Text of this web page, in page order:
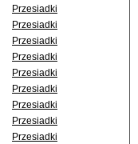
Przesiadki
Przesiadki
Przesiadki
Przesiadki
Przesiadki
Przesiadki
Przesiadki
Przesiadki
Przesiadki